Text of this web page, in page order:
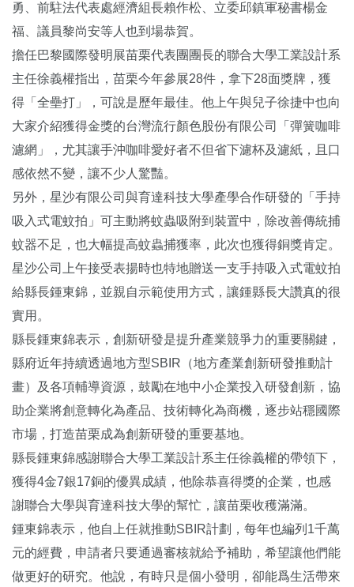
勇、前駐法代表處經濟組長賴作松、立委邱鎮軍秘書楊金
福、議員黎尚安等人也到場恭賀。
擔任巴黎國際發明展苗栗代表團團長的聯合大學工業設計系
主任徐義權指出，苗栗今年參展28件，拿下28面獎牌，獲
得「全壘打」，可說是歷年最佳。他上午與兒子徐捷中也向
大家介紹獲得金獎的台灣流行顏色股份有限公司「彈簧咖啡
濾網」，尤其讓手沖咖啡愛好者不但省下濾杯及濾紙，且口
感依然不變，讓不少人驚豔。
另外，星沙有限公司與育達科技大學產學合作研發的「手持
吸入式電蚊拍」可主動將蚊蟲吸附到裝置中，除改善傳統捕
蚊器不足，也大幅提高蚊蟲捕獲率，此次也獲得銅獎肯定。
星沙公司上午接受表揚時也特地贈送一支手持吸入式電蚊拍
給縣長鍾東錦，並親自示範使用方式，讓鍾縣長大讚真的很
實用。
縣長鍾東錦表示，創新研發是提升產業競爭力的重要關鍵，
縣府近年持續透過地方型SBIR（地方產業創新研發推動計
畫）及各項輔導資源，鼓勵在地中小企業投入研發創新，協
助企業將創意轉化為產品、技術轉化為商機，逐步站穩國際
市場，打造苗栗成為創新研發的重要基地。
縣長鍾東錦感謝聯合大學工業設計系主任徐義權的帶領下，
獲得4金7銀17銅的優異成績，他除恭喜得獎的企業，也感
謝聯合大學與育達科技大學的幫忙，讓苗栗收穫滿滿。
鍾東錦表示，他自上任就推動SBIR計劃，每年也編列1千萬
元的經費，申請者只要通過審核就給予補助，希望讓他們能
做更好的研究。他說，有時只是個小發明，卻能爲生活帶來